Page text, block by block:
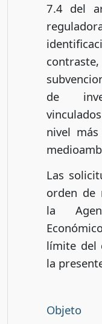
7.4 del
de
nivel
Las
orden de
la
límite del
la
Objeto